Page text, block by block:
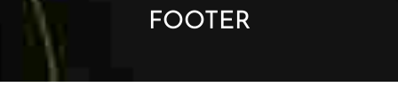
FOOTER